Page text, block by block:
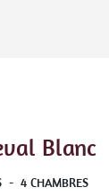
Blanc
- 4 CHAMBRES